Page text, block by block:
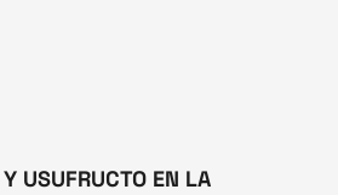
USUFRUCTO EN LA